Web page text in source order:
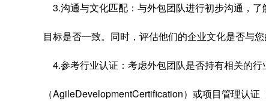
3.沟通与文化匹配：与外包团队进行初步沟通，
目标是否一致。同时，评估他们的企业文化是否与
4.参考行业认证：考虑外包团队是否持有相关的
（AgileDevelopmentCertification）或项目管理认